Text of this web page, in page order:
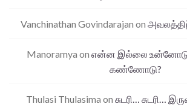
Vanchinathan Govindarajan on
Manoramya on என்ன இல்லை
கண்ணோடு?
Thulasi Thulasima on சுடரி… சுடரி…